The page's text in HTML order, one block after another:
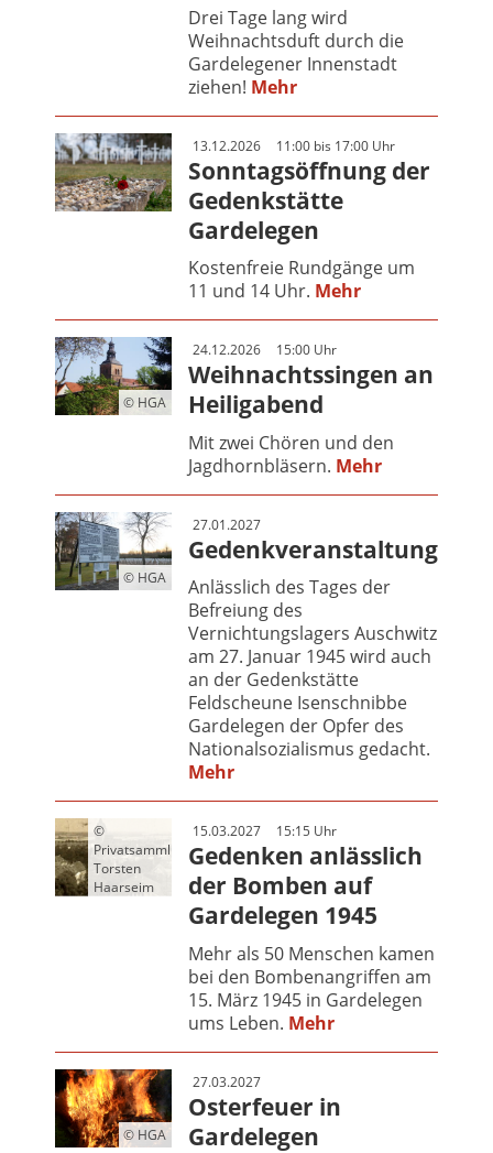
Drei Tage lang wird
Weihnachtsduft durch die
Gardelegener Innenstadt
ziehen! Mehr
13.12.2026 11:00 bis 17:00 Uhr
Sonntagsöffnung der
Gedenkstätte
Gardelegen
Kostenfreie Rundgänge um
11 und 14 Uhr. Mehr
© HGA
24.12.2026 15:00 Uhr
Weihnachtssingen an
Heiligabend
Mit zwei Chören und den
Jagdhornbläsern. Mehr
© HGA
27.01.2027
Gedenkveranstaltung
Anlässlich des Tages der
Befreiung des
Vernichtungslagers Auschwitz
am 27. Januar 1945 wird auch
an der Gedenkstätte
Feldscheune Isenschnibbe
Gardelegen der Opfer des
Nationalsozialismus gedacht.
Mehr
©
Privatsammlung
Torsten
Haarseim
15.03.2027 15:15 Uhr
Gedenken anlässlich
der Bomben auf
Gardelegen 1945
Mehr als 50 Menschen kamen
bei den Bombenangriffen am
15. März 1945 in Gardelegen
ums Leben. Mehr
© HGA
27.03.2027
Osterfeuer in
Gardelegen